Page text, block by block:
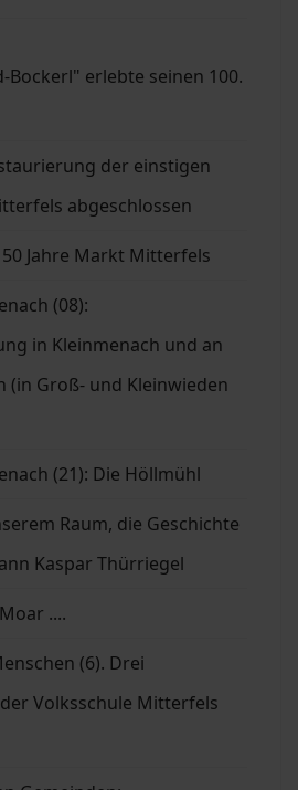
Bockerl" erlebte seinen 100.
der einstigen
abgeschlossen
Jahre Markt Mitterfels
(08):
in Kleinmenach und an
(in Groß- und Kleinwieden
(21): Die Höllmühl
Raum, die Geschichte
Kaspar Thürriegel
....
(6). Drei
Volksschule Mitterfels